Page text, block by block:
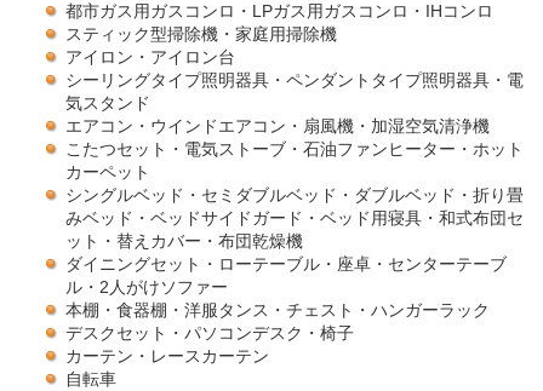
都市ガス用ガスコンロ・LPガス用ガスコンロ・IHコンロ
スティック型掃除機・家庭用掃除機
アイロン・アイロン台
シーリングタイプ照明器具・ペンダントタイプ照明器具・電
気スタンド
エアコン・ウインドエアコン・扇風機・加湿空気清浄機
こたつセット・電気ストーブ・石油ファンヒーター・ホット
カーペット
シングルベッド・セミダブルベッド・ダブルベッド・折り畳
みベッド・ベッドサイドガード・ベッド用寝具・和式布団セ
ット・替えカバー・布団乾燥機
ダイニングセット・ローテーブル・座卓・センターテーブ
ル・2人がけソファー
本棚・食器棚・洋服タンス・チェスト・ハンガーラック
デスクセット・パソコンデスク・椅子
カーテン・レースカーテン
自転車